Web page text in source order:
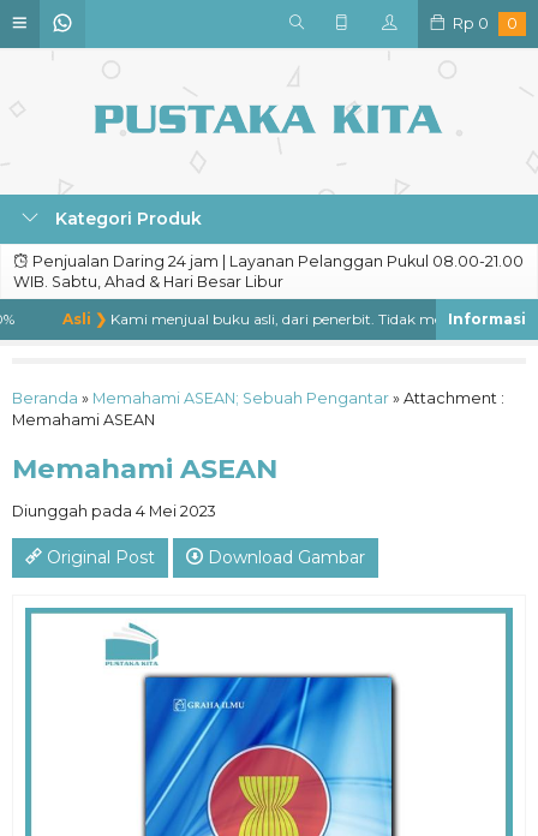
Rp 0 0
Kategori Produk
Penjualan Daring 24 jam | Layanan Pelanggan Pukul 08.00-21.00
WIB. Sabtu, Ahad & Hari Besar Libur
Asli ❯ Kami menjual buku asli, dari penerbit. Tidak menjual buku
Beranda » Memahami ASEAN; Sebuah Pengantar » Attachment :
Memahami ASEAN
Memahami ASEAN
Diunggah pada 4 Mei 2023
Original Post Download Gambar